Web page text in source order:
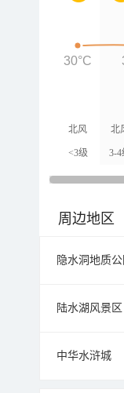
北风
<3级
北
3-4
30°C
周边地区
隐水洞地质公
陆水湖风景区
中华水浒城